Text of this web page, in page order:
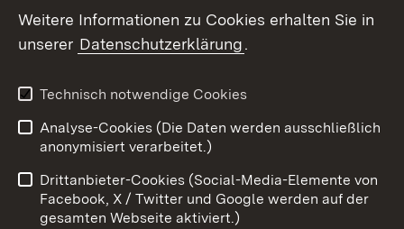
Social Wall
X / Twitter
Youtube
Benutzungshinweise
Barrierefreiheit
Datenschutz
Cookies
Weitere Informationen zu Cookies erhalten Sie in
unserer Datenschutzerklärung.
Technisch notwendige Cookies
Analyse-Cookies (Die Daten werden ausschließlich
anonymisiert verarbeitet.)
Drittanbieter-Cookies (Social-Media-Elemente von
Facebook, X / Twitter und Google werden auf der
gesamten Webseite aktiviert.)